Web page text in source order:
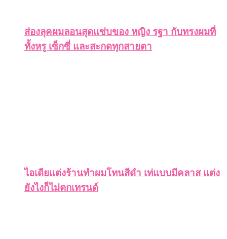
ส่องลุคผมลอนสุดแซ่บของ หญิง รฐา กับทรงผมที่
ทั้งหรู เซ็กซี่ และสะกดทุกสายตา
ไอเดียแต่งร้านทำผมโทนสีดำ เท่แบบมีคลาส แต่ง
ยังไงก็ไม่ตกเทรนด์